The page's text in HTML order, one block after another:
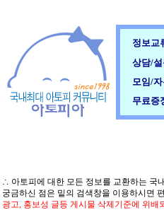
정보교
상담/
모임/
무료증
∴ 아토피에 대한 모든 정보를 교환하는 국
궁금하신 점은 밑의 검색창을 이용하시면
광고, 홍보성 글등 게시물 삭제기준에 위배